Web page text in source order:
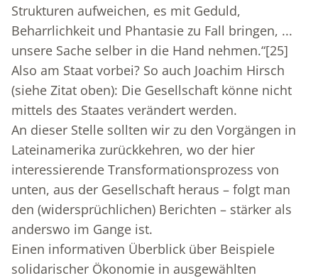
Strukturen aufweichen, es mit Geduld,
Beharrlichkeit und Phantasie zu Fall bringen, ...
unsere Sache selber in die Hand nehmen.“[25]
Also am Staat vorbei? So auch Joachim Hirsch
(siehe Zitat oben): Die Gesellschaft könne nicht
mittels des Staates verändert werden.
An dieser Stelle sollten wir zu den Vorgängen in
Lateinamerika zurückkehren, wo der hier
interessierende Transformationsprozess von
unten, aus der Gesellschaft heraus – folgt man
den (widersprüchlichen) Berichten – stärker als
anderswo im Gange ist.
Einen informativen Überblick über Beispiele
solidarischer Ökonomie in ausgewählten